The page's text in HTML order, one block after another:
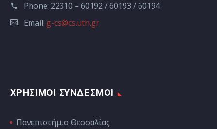
Phone: 22310 – 60192 / 60193 / 60194
Email: g-cs@cs.uth.gr
ΧΡΗΣΙΜΟΙ ΣΥΝΔΕΣΜΟΙ
Πανεπιστήμιο Θεσσαλίας